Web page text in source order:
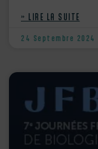
» LIRE LA SUITE
24 Septembre 2024